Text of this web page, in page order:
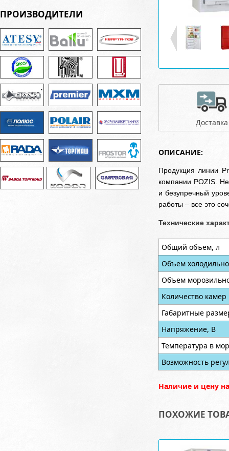
ПРОИЗВОДИТЕЛИ
Доставка
ОПИСАНИЕ:
Продукция линии
компании POZIS.
и безупречный
работы – все это
Технические
Общий объем, л
Объем
Объем
Количество камер
Габаритные
Напряжение, В
Температура в
Возможность
Наличие и цену
ПОХОЖИЕ